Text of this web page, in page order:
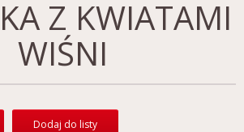
Z KWIATAMI
WIŚNI
Dodaj do listy